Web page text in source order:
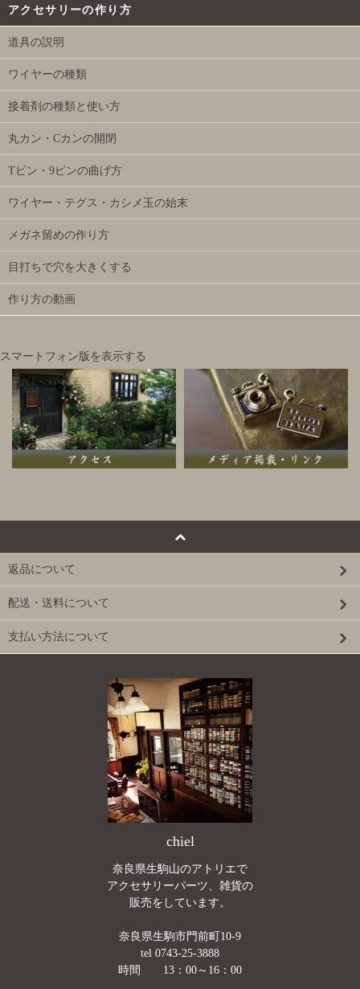
アクセサリーの作り方
道具の説明
ワイヤーの種類
接着剤の種類と使い方
丸カン・Cカンの開閉
Tピン・9ピンの曲げ方
ワイヤー・テグス・カシメ玉の始末
メガネ留めの作り方
目打ちで穴を大きくする
作り方の動画
スマートフォン版を表示する
返品について
配送・送料について
支払い方法について
chiel
奈良県生駒山のアトリエで
アクセサリーパーツ、雑貨の
販売をしています。
奈良県生駒市門前町10-9
tel 0743-25-3888
時間 13：00～16：00